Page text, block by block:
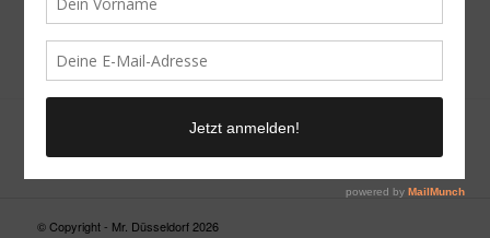
© Copyright - Mr. Düsseldorf 2026